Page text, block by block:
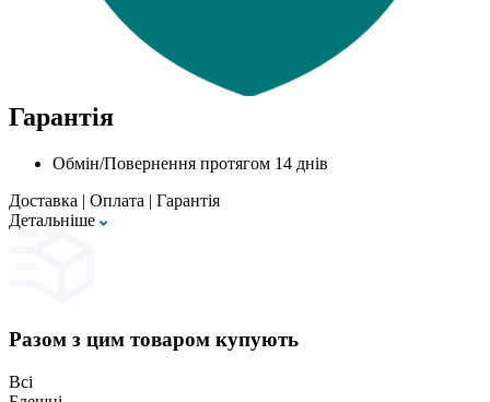
Гарантія
Обмін/Повернення протягом 14 днів
Доставка | Оплата | Гарантія
Детальнiше
Разом з цим товаром купують
Всі